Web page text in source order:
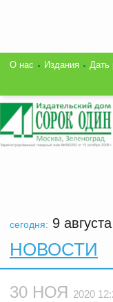
О нас Издания Дать
сегодня: 9
НОВОСТИ
30 НОЯ 2020